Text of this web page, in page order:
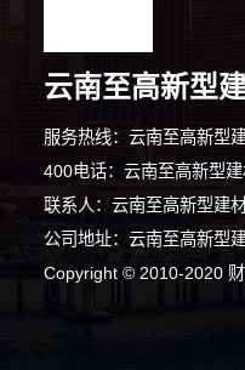
云南至高新型
服务热线：云南至高新型
400电话：云南至高新型建
联系人：云南至高新型建
公司地址：云南至高新型
Copyright © 2010-2020
9分钟前 胡小姐 正在咨询